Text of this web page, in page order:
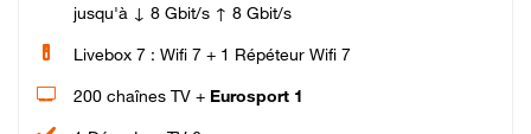
jusqu'à ↓ 8 Gbit/s ↑ 8 Gbit/s
Livebox 7 : Wifi 7 + 1 Répéteur Wifi 7
200 chaînes TV + Eurosport 1